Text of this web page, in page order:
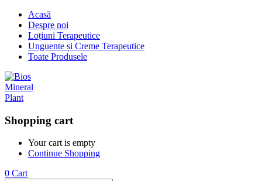
Acasă
Despre noi
Loțiuni Terapeutice
Unguente și Creme Terapeutice
Toate Produsele
Shopping cart
Your cart is empty
Continue Shopping
0 Cart